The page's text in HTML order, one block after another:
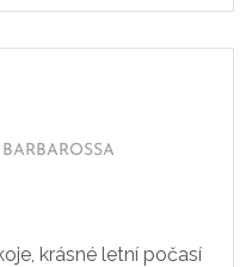
krásné letní počasí